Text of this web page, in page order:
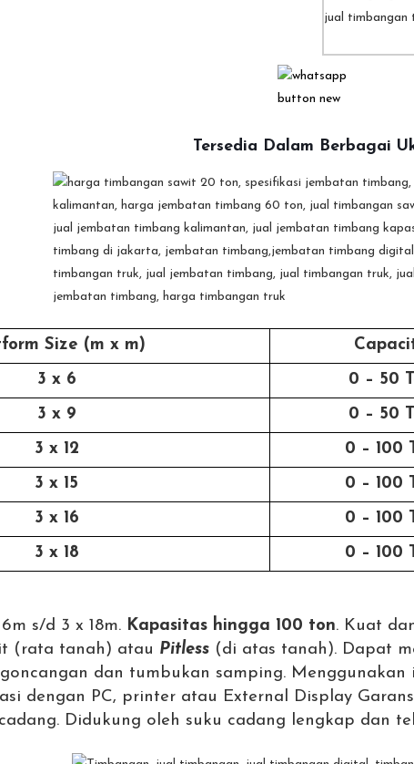
Tersedia Dalam Berbagai
Size (m x m)
3 x 6
0 – 50
3 x 9
0 – 50
3 x 12
0 – 100
3 x 15
0 – 100
3 x 16
0 – 100
3 x 18
0 – 100
s/d 3 x 18m. Kapasitas hingga 100 ton. Kuat
(rata tanah) atau Pitless (di atas tanah). Dapat
dan tumbukan samping. Menggunakan
dengan PC, printer atau External Display
Didukung oleh suku cadang lengkap dan